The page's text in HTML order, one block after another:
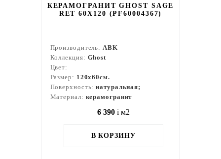
КЕРАМОГРАНИТ GHOST SAGE
RET 60X120 (PF60004367)
Производитель:ABK
Коллекция: Ghost
Цвет:
Размер: 120x60см.
Поверхность:натуральная;
Материал: керамогранит
6 390 i м2
В КОРЗИНУ